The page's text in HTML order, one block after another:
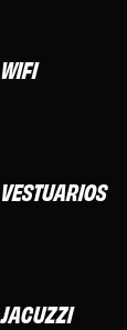
WIFI
VESTUARIOS
JACUZZI